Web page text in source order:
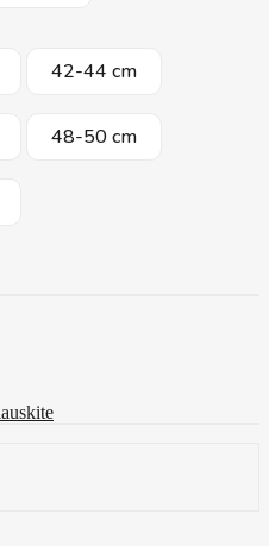
42-44 cm
48-50 cm